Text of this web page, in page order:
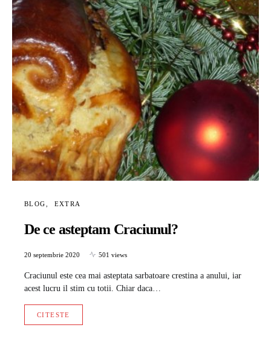
BLOG EXTRA
De ce asteptam Craciunul?
20 septembrie 2020 501 views
Craciunul este cea mai asteptata sarbatoare crestina a anului, iar
acest lucru il stim cu totii. Chiar daca…
CITESTE